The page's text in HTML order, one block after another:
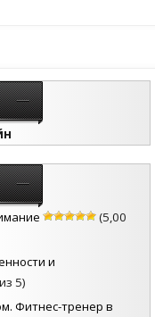
(5,00
и
5)
Фитнес-тренер в